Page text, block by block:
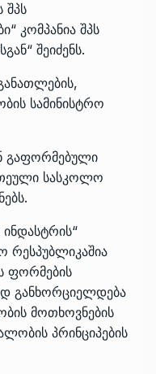
შპს
კომპანია შპს
შეიძენს.
სამინისტრო
გაფორმებული
სასკოლო
რესპუბლიკაშია
ფორმების
განხორციელდება
მოთხოვნების
პრინციპების